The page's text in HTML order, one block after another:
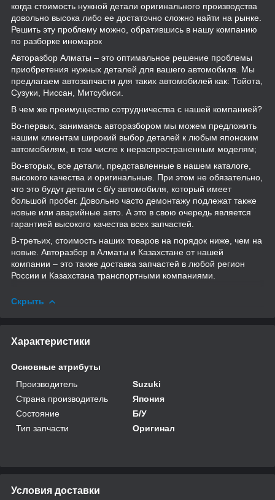
когда стоимость нужной детали оригинального производства
довольно высока либо ее достаточно сложно найти на рынке.
Решить эту проблему можно, обратившись в нашу компанию
по разборке иномарок
Авторазбор Алматы – это оптимальное решение проблемы
приобретения нужных деталей для вашего автомобиля. Мы
предлагаем автозапчасти для таких автомобилей как: Тойота,
Сузуки, Ниссан, Митсубиси.
В чем же преимущество сотрудничества с нашей компанией?
Во-первых, занимаясь авторазбором мы можем предложить
нашим клиентам широкий выбор деталей к любым японским
автомобилям, в том числе к нераспространенным моделям;
Во-вторых, все детали, представленные в нашем каталоге,
высокого качества и оригинальные. При этом не обязательно,
что это будут детали с б/у автомобиля, который имеет
большой пробег. Довольно часто демонтажу подлежат также
новые или аварийные авто. А это в свою очередь является
гарантией высокого качества всех запчастей.
В-третьих, стоимость наших товаров на порядок ниже, чем на
новые. Авторазбор в Алматы и Казахстане от нашей
компании – это также доставка запчастей в любой регион
России и Казахстана транспортными компаниями.
Скрыть
Характеристики
Основные атрибуты
Производитель
Suzuki
Страна производитель
Япония
Состояние
Б/У
Тип запчасти
Оригинал
Условия доставки